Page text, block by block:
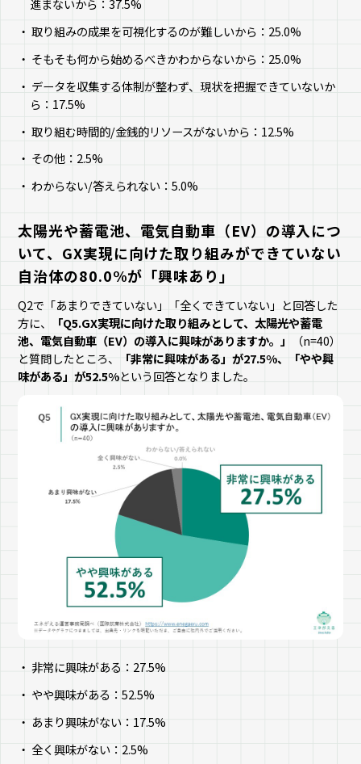
進まないから：37.5%
取り組みの成果を可視化するのが難しいから：25.0%
そもそも何から始めるべきかわからないから：25.0%
データを収集する体制が整わず、現状を把握できていないか
ら：17.5%
取り組む時間的/金銭的リソースがないから：12.5%
その他：2.5%
わからない/答えられない：5.0%
太陽光や蓄電池、電気自動車（EV）の導入につ
いて、GX実現に向けた取り組みができていない
自治体の80.0%が「興味あり」
Q2で「あまりできていない」「全くできていない」と回答した
方に、
「Q5.GX実現に向けた取り組みとして、太陽光や蓄電
池、電気自動車（EV）の導入に興味がありますか。」
（n=40）
と質問したところ、
「非常に興味がある」が27.5%、「やや興
味がある」が52.5%という回答となりました。
非常に興味がある：27.5%
やや興味がある：52.5%
あまり興味がない：17.5%
全く興味がない：2.5%